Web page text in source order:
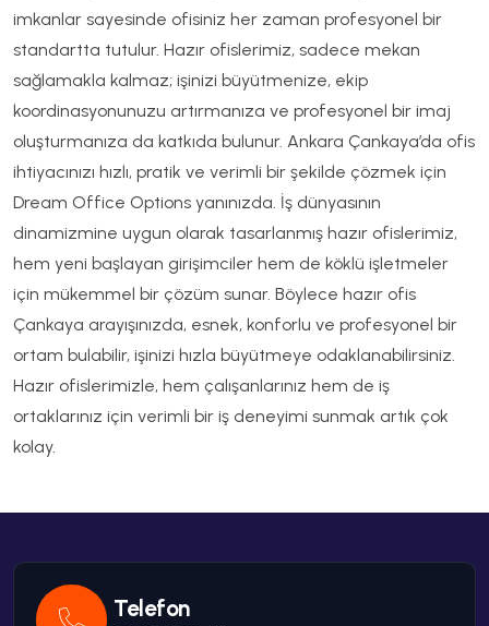
imkanlar sayesinde ofisiniz her zaman profesyonel bir
standartta tutulur. Hazır ofislerimiz, sadece mekan
sağlamakla kalmaz; işinizi büyütmenize, ekip
koordinasyonunuzu artırmanıza ve profesyonel bir imaj
oluşturmanıza da katkıda bulunur. Ankara Çankaya’da ofis
ihtiyacınızı hızlı, pratik ve verimli bir şekilde çözmek için
Dream Office Options yanınızda. İş dünyasının
dinamizmine uygun olarak tasarlanmış hazır ofislerimiz,
hem yeni başlayan girişimciler hem de köklü işletmeler
için mükemmel bir çözüm sunar. Böylece hazır ofis
Çankaya arayışınızda, esnek, konforlu ve profesyonel bir
ortam bulabilir, işinizi hızla büyütmeye odaklanabilirsiniz.
Hazır ofislerimizle, hem çalışanlarınız hem de iş
ortaklarınız için verimli bir iş deneyimi sunmak artık çok
kolay.
Telefon